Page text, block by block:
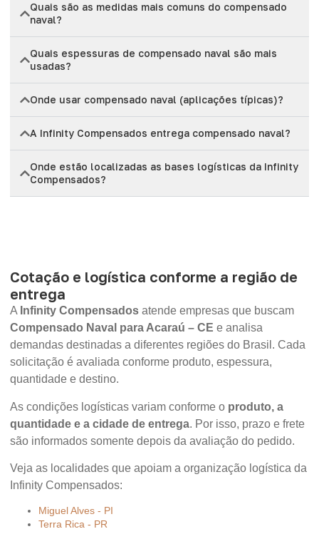
Quais são as medidas mais comuns do compensado
naval?
Quais espessuras de compensado naval são mais
usadas?
Onde usar compensado naval (aplicações típicas)?
A Infinity Compensados entrega compensado naval?
Onde estão localizadas as bases logísticas da Infinity
Compensados?
Cotação e logística conforme a região de
entrega
A Infinity Compensados atende empresas que buscam
Compensado Naval para Acaraú – CE e analisa
demandas destinadas a diferentes regiões do Brasil. Cada
solicitação é avaliada conforme produto, espessura,
quantidade e destino.
As condições logísticas variam conforme o produto, a
quantidade e a cidade de entrega. Por isso, prazo e frete
são informados somente depois da avaliação do pedido.
Veja as localidades que apoiam a organização logística da
Infinity Compensados:
Miguel Alves - PI
Terra Rica - PR